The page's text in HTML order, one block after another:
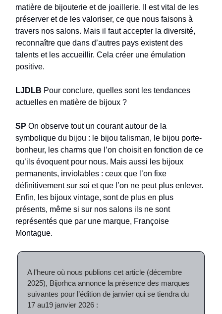
matière de bijouterie et de joaillerie. Il est vital de les
préserver et de les valoriser, ce que nous faisons à
travers nos salons. Mais il faut accepter la diversité,
reconnaître que dans d’autres pays existent des
talents et les accueillir. Cela créer une émulation
positive.
LJDLB Pour conclure, quelles sont les tendances
actuelles en matière de bijoux ?
SP On observe tout un courant autour de la
symbolique du bijou : le bijou talisman, le bijou porte-
bonheur, les charms que l’on choisit en fonction de ce
qu’ils évoquent pour nous. Mais aussi les bijoux
permanents, inviolables : ceux que l’on fixe
définitivement sur soi et que l’on ne peut plus enlever.
Enfin, les bijoux vintage, sont de plus en plus
présents, même si sur nos salons ils ne sont
représentés que par une marque, Françoise
Montague.
A l’heure où nous publions cet article (décembre
2025), Bijorhca annonce la présence des marques
suivantes pour l’édition de janvier qui se tiendra du
17 au19 janvier 2026 :